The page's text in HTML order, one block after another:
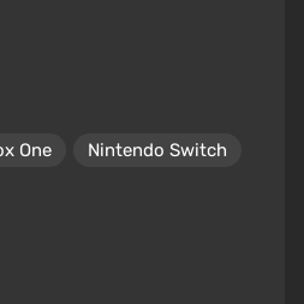
One
Nintendo Switch